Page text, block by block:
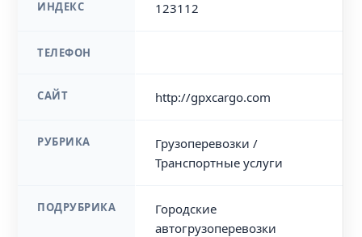
ИНДЕКС 123112
ТЕЛЕФОН
САЙТ http://gpxcargo.com
РУБРИКА
Грузоперевозки /
Транспортные услуги
ПОДРУБРИКА
Городские
автогрузоперевозки